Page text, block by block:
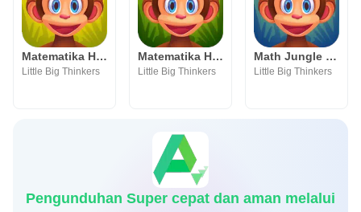
Matematika Hutan : Tk
Little Big Thinkers
Matematika Hutan : Tingkat 1
Little Big Thinkers
Math Jungle : Grade 2 Math
Little Big Thinkers
Pengunduhan Super cepat dan aman melalui